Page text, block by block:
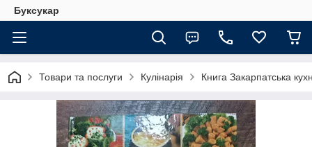
Буксукар
Товари та послуги Кулінарія Книга Закарпатська